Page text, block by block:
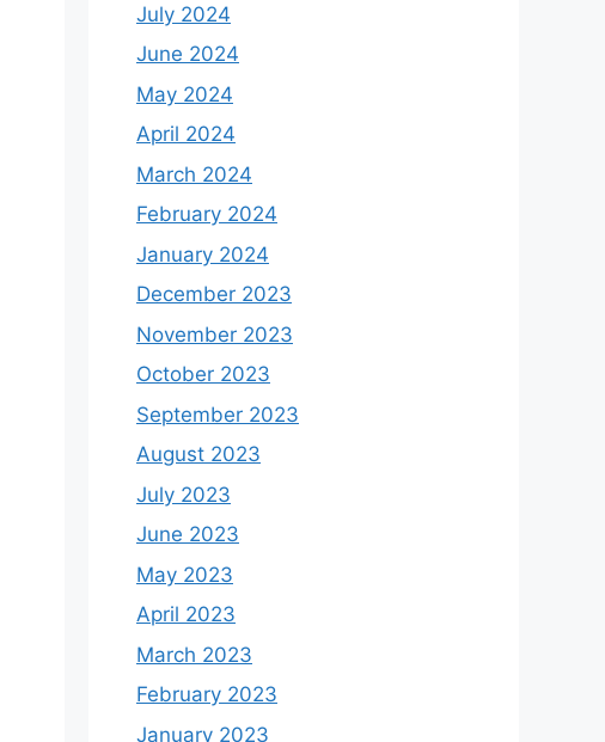
July 2024
June 2024
May 2024
April 2024
March 2024
February 2024
January 2024
December 2023
November 2023
October 2023
September 2023
August 2023
July 2023
June 2023
May 2023
April 2023
March 2023
February 2023
January 2023